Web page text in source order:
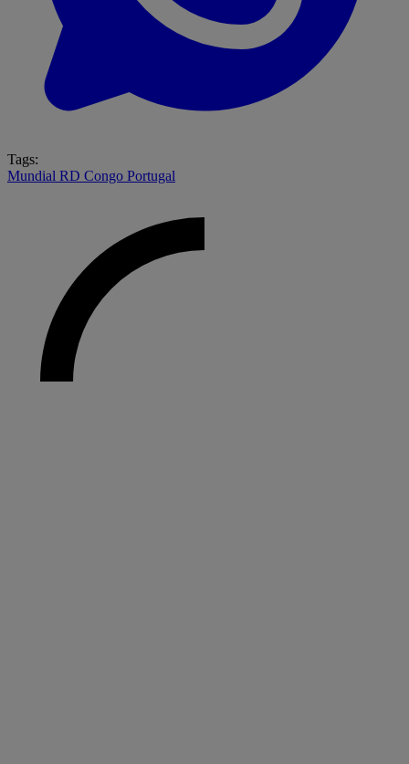
Tags:
Mundial RD Congo Portugal